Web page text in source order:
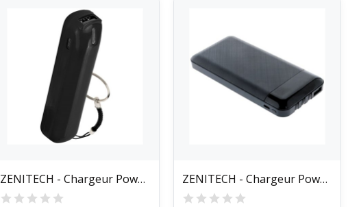
ZENITECH - Chargeur Powerbank de poche 2400 mAh... ZENITECH - Chargeur Powerbank compact 10000 mAh...